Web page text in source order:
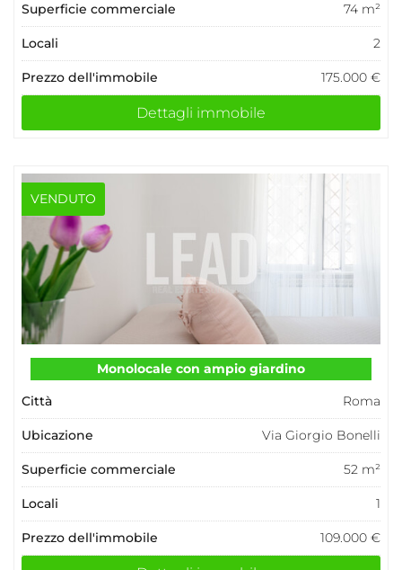
Superficie commerciale 74 m²
Locali 2
Prezzo dell'immobile 175.000 €
Dettagli immobile
VENDUTO
Monolocale con ampio giardino
Città
Roma
Ubicazione Via Giorgio Bonelli
Superficie commerciale 52 m²
Locali 1
Prezzo dell'immobile 109.000 €